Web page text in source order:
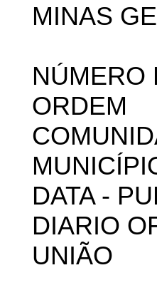
MINAS
NÚMERO
ORDEM
DATA -
DIARIO
UNIÃO